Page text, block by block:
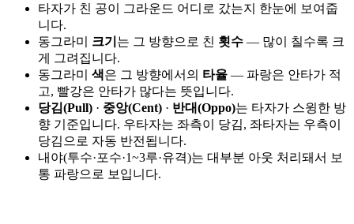
타자가 친 공이 그라운드 어디로 갔는지 한눈에 보여줍
니다.
동그라미 크기 는 그 방향으로 친 횟수 — 많이 칠수록 크
게 그려집니다.
동그라미 색은 그 방향에서의 타율 — 파랑은 안타가 적
고, 빨강은 안타가 많다는 뜻입니다.
당김(Pull) · 중앙(Cent) · 반대(Oppo)는 타자가 스윙한 방
향 기준입니다. 우타자는 좌측이 당김, 좌타자는 우측이
당김으로 자동 반전됩니다.
내야(투수·포수·1~3루·유격)는 대부분 아웃 처리돼서 보
통 파랑으로 보입니다.